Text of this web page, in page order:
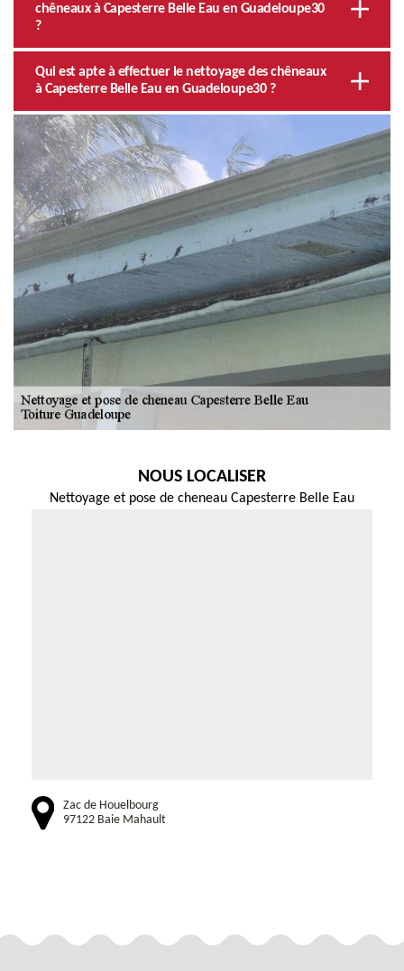
chêneaux à Capesterre Belle Eau en Guadeloupe30
?
Qui est apte à effectuer le nettoyage des chêneaux
à Capesterre Belle Eau en Guadeloupe30 ?
NOUS LOCALISER
Nettoyage et pose de cheneau Capesterre Belle Eau
Zac de Houelbourg
97122 Baie Mahault